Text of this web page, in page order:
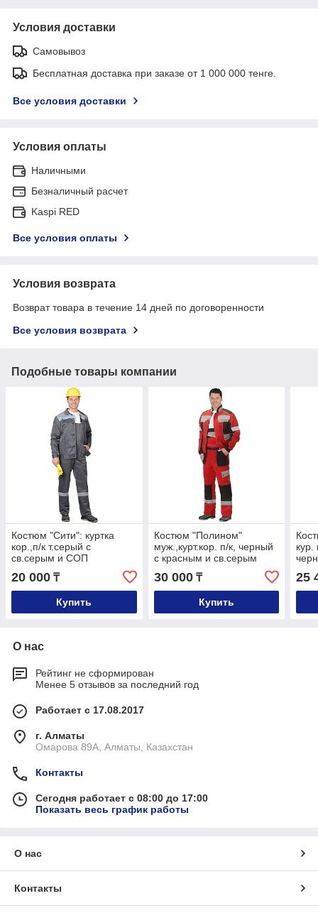
Условия доставки
Самовывоз
Бесплатная доставка при заказе от 1 000 000 тенге.
Все условия доставки
Условия оплаты
Наличными
Безналичный расчет
Kaspi RED
Все условия оплаты
Условия возврата
Возврат товара в течение 14 дней по договоренности
Все условия возврата
Подобные товары компании
Костюм "Сити": куртка
кор.,п/к т.серый с
св.серым и СОП
20 000 ₸
Купить
Костюм "Полином"
муж.,курт.кор. п/к, черный
с красным и св.серым
СОП 50мм
30 000₸
Купить
кур.
25
О нас
Рейтинг не сформирован
Менее 5 отзывов за последний год
Работает с 17.08.2017
г. Алматы
Омарова 89А, Алматы, Казахстан
Контакты
Сегодня работает с 08:00 до 17:00
Показать весь график работы
О нас
Контакты